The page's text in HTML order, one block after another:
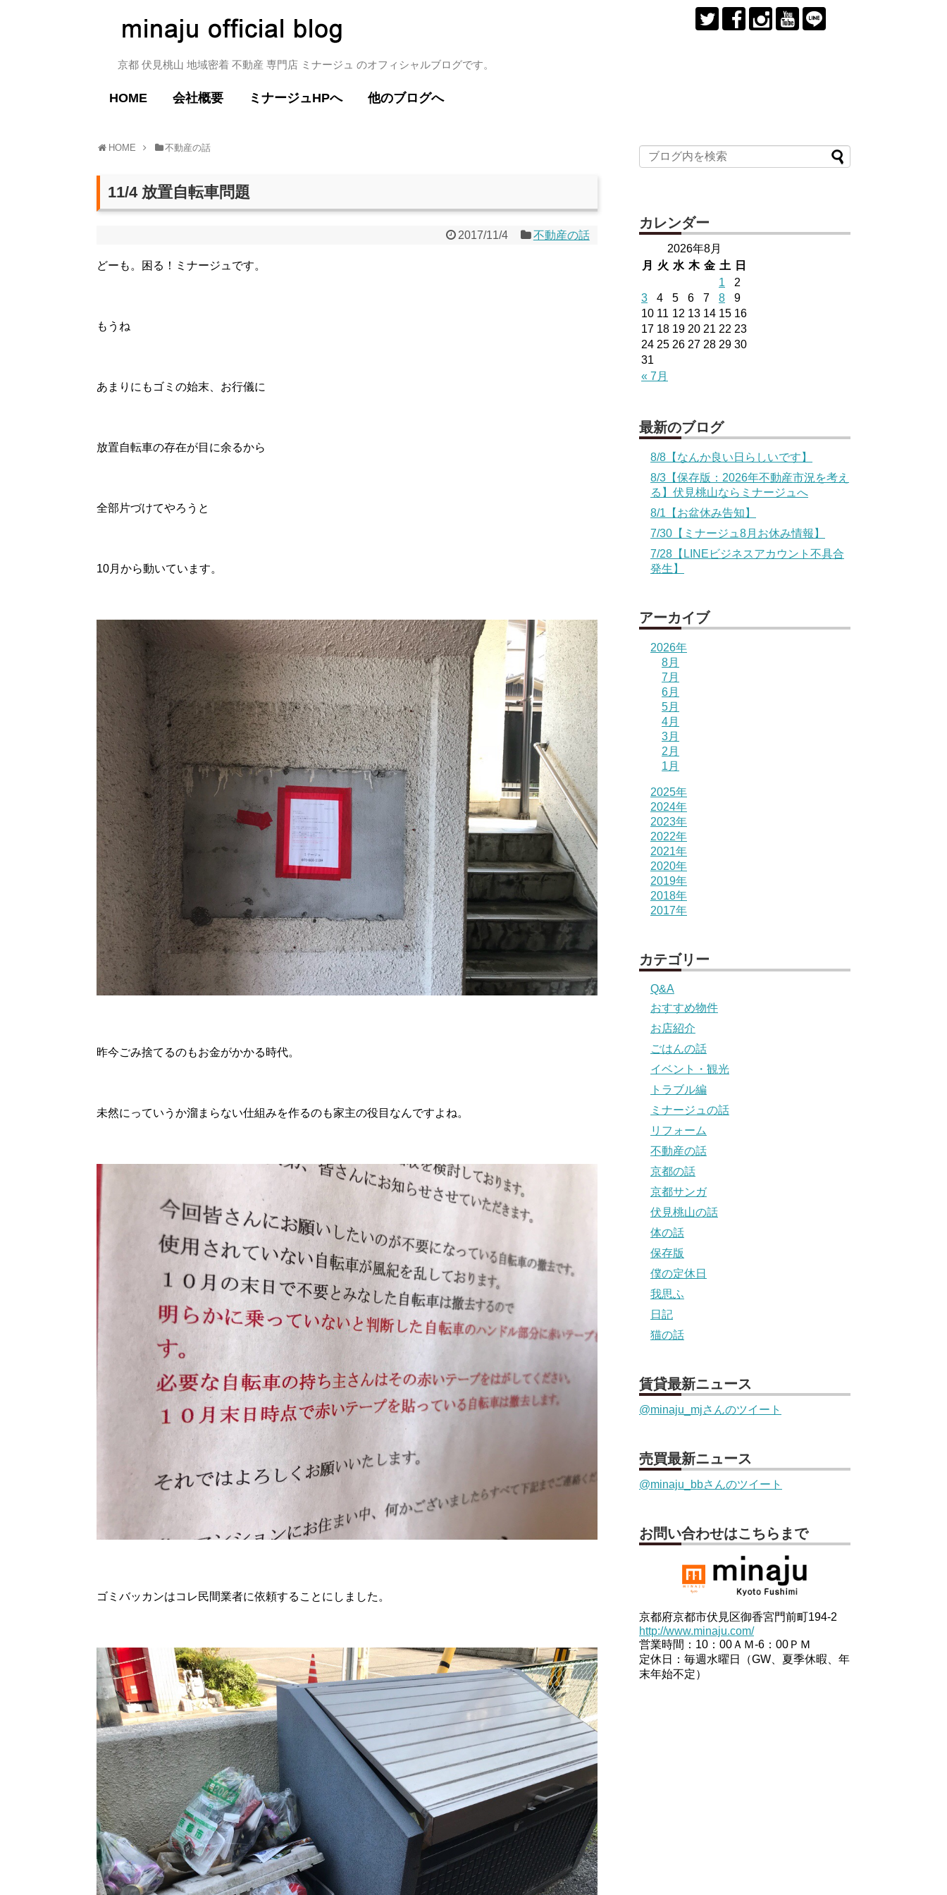
京都 伏見桃山 地域密着 不動産 専門店 ミナージュ のオフィシャルブログです。
HOME 会社概要 ミナージュHPへ 他のブログへ
HOME 不動産の話
11/4 放置自転車問題
2017/11/4 不動産の話
どーも。困る！ミナージュです。
もうね
あまりにもゴミの始末、お行儀に
放置自転車の存在が目に余るから
全部片づけてやろうと
10月から動いています。
昨今ごみ捨てるのもお金がかかる時代。
未然にっていうか溜まらない仕組みを作るのも家主の役目なんですよね。
ゴミバッカンはコレ民間業者に依頼することにしました。
カレンダー
2026年8月
月
火 水 木 金 土 日
« 7月
1
2
3
4 5 6 7 8
9
10 11 12 13 14 15 16
17 18 19 20 21 22 23
24 25 26 27 28 29 30
31
最新のブログ
8/8【なんか良い日らしいです】
8/3【保存版：2026年不動産市況を考え
る】伏見桃山ならミナージュへ
8/1【お盆休み告知】
7/30【ミナージュ8月お休み情報】
7/28【LINEビジネスアカウント不具合
発生】
アーカイブ
2026年
8月
7月
6月
5月
4月
3月
2月
1月
2025年
2024年
2023年
2022年
2021年
2020年
2019年
2018年
2017年
カテゴリー
Q&A
おすすめ物件
お店紹介
ごはんの話
イベント・観光
トラブル編
ミナージュの話
リフォーム
不動産の話
京都の話
京都サンガ
伏見桃山の話
体の話
保存版
僕の定休日
我思ふ
日記
猫の話
賃貸最新ニュース
@minaju_mjさんのツイート
売買最新ニュース
@minaju_bbさんのツイート
お問い合わせはこちらまで
京都府京都市伏見区御香宮門前町194-2
http://www.minaju.com/
営業時間：10：00ＡＭ-6：00ＰＭ
定休日：毎週水曜日（GW、夏季休暇、年
末年始不定）